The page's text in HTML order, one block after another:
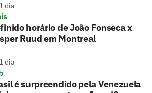
dia
horário de João Fonseca x
Ruud em Montreal
dia
é surpreendido pela Venezuela